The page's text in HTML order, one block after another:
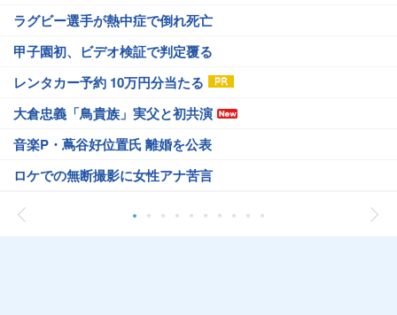
ラグビー選手が熱中症で倒れ死亡
甲子園初、ビデオ検証で判定覆る
レンタカー予約 10万円分当たる
大倉忠義「鳥貴族」実父と初共演
音楽P・蔦谷好位置氏 離婚を公表
ロケでの無断撮影に女性アナ苦言